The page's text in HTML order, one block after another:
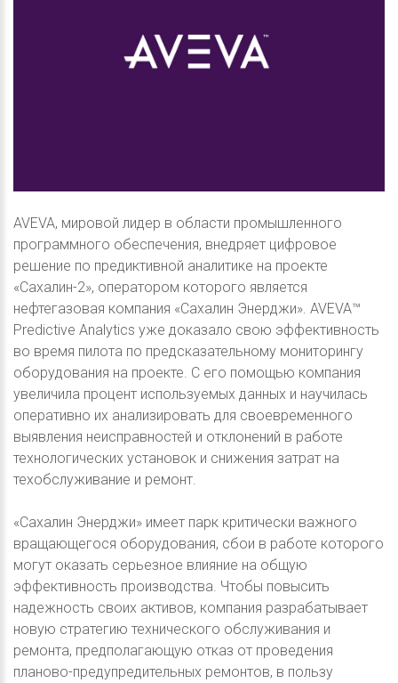
AVEVA, мировой лидер в области промышленного
программного обеспечения, внедряет цифровое
решение по предиктивной аналитике на проекте
«Сахалин-2», оператором которого является
нефтегазовая компания «Сахалин Энерджи». AVEVA™
Predictive Analytics уже доказало свою эффективность
во время пилота по предсказательному мониторингу
оборудования на проекте. С его помощью компания
увеличила процент используемых данных и научилась
оперативно их анализировать для своевременного
выявления неисправностей и отклонений в работе
технологических установок и снижения затрат на
техобслуживание и ремонт.
«Сахалин Энерджи» имеет парк критически важного
вращающегося оборудования, сбои в работе которого
могут оказать серьезное влияние на общую
эффективность производства. Чтобы повысить
надежность своих активов, компания разрабатывает
новую стратегию технического обслуживания и
ремонта, предполагающую отказ от проведения
планово-предупредительных ремонтов, в пользу